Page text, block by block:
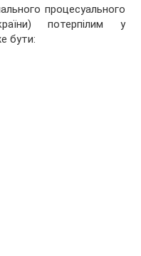
процесуального
потерпілим у
бути: